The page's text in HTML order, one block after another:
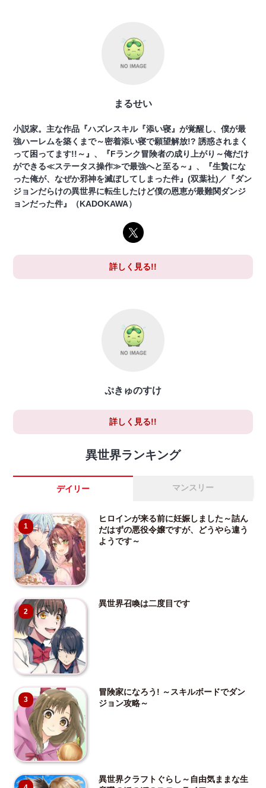
まるせい
小説家。主な作品『ハズレスキル『添い寝』が覚醒し、僕が最
強ハーレムを築くまで～密着添い寝で願望解放!? 誘惑されまく
って困ってます!!～』、『Fランク冒険者の成り上がり～俺だけ
ができる≪ステータス操作≫で最強へと至る～』、『生贄にな
った俺が、なぜか邪神を滅ぼしてしまった件』(双葉社)／『ダン
ジョンだらけの異世界に転生したけど僕の恩恵が最難関ダンジ
ョンだった件』（KADOKAWA）
詳しく見る!!
ぷきゅのすけ
詳しく見る!!
異世界ランキング
デイリー マンスリー
1
ヒロインが来る前に妊娠しました～詰ん
だはずの悪役令嬢ですが、どうやら違う
ようです～
2
異世界召喚は二度目です
3
冒険家になろう! ～スキルボードでダン
ジョン攻略～
異世界クラフトぐらし～自由気ままな生